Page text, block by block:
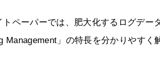
トペーパーでは、肥大化するログデ
Management」の特長を分かりやすく